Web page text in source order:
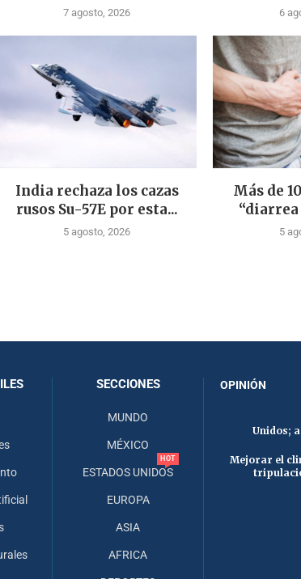
7 agosto, 2026 6
India rechaza los cazas
rusos Su-57E por esta...
5 agosto, 2026
Más de
“diarrea
5
SECCIONES
MUNDO
MÉXICO
ESTADOS UNIDOS
HOT
EUROPA
ASIA
AFRICA
OPINIÓN
Unidos;
Mejorar el